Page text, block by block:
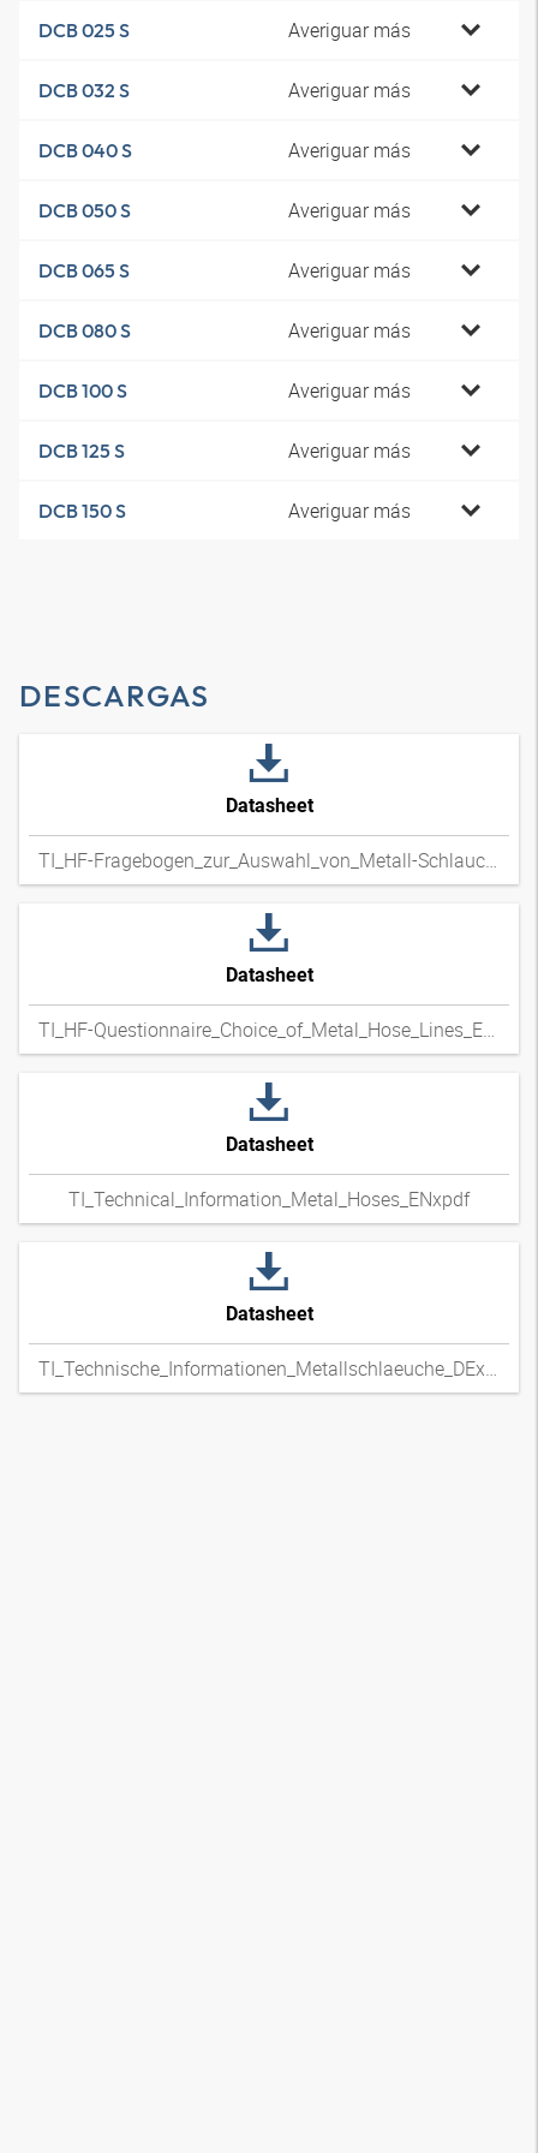
DCB 025 S Averiguar más
DCB 032 S Averiguar más
DCB 040 S Averiguar más
DCB 050 S Averiguar más
DCB 065 S Averiguar más
DCB 080 S Averiguar más
DCB 100 S Averiguar más
DCB 125 S Averiguar más
DCB 150 S Averiguar más
DESCARGAS
Datasheet
TI_HF-Fragebogen_zur_Auswahl_von_Metall-Schlauchleitungen_DExpdf
Datasheet
TI_HF-Questionnaire_Choice_of_Metal_Hose_Lines_ENxpdf
Datasheet
TI_Technical_Information_Metal_Hoses_ENxpdf
Datasheet
TI_Technische_Informationen_Metallschlaeuche_DExpdf